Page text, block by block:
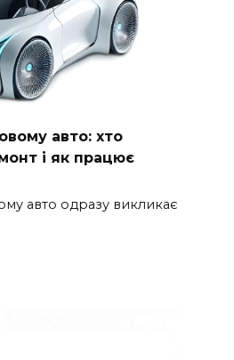
авто: хто
і як працює
авто одразу викликає